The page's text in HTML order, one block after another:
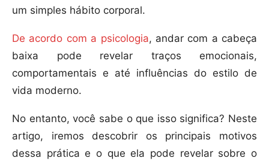
um simples hábito corporal.
De acordo com a psicologia, andar com a cabeça
baixa pode revelar traços emocionais,
comportamentais e até influências do estilo de
vida moderno.
No entanto, você sabe o que isso significa? Neste
artigo, iremos descobrir os principais motivos
dessa prática e o que ela pode revelar sobre o